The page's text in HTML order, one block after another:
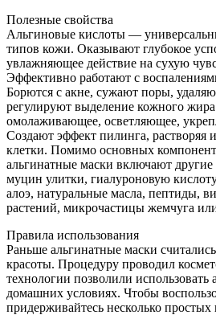
Полезные свойства
Альгиновые кислоты —
типов кожи. Оказывают глубокое
увлажняющее действие на сухую
Эффективно работают с
Борются с акне, сужают поры,
регулируют выделение кожного
омолаживающее, осветляющее,
Создают эффект пилинга, растворяя
клетки. Помимо основных
альгинатные маски включают другие
муцин улитки, гиалуроновую
алоэ, натуральные масла, пептиды,
растений, микрочастицы жемчуга
Правила использования
Раньше альгинатные маски
красоты. Процедуру проводил
технологии позволили использовать
домашних условиях. Чтобы
придерживайтесь несколько